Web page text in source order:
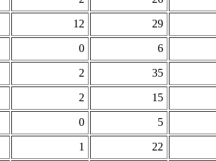
12 29
0 6
2 35
2 15
0 5
1 22